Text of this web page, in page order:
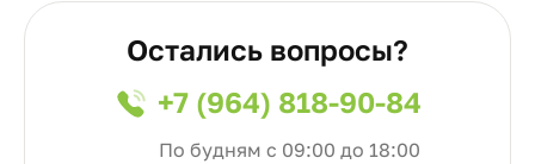
Остались вопросы?
+7 (964) 818-90-84
По будням с 09:00 до 18:00